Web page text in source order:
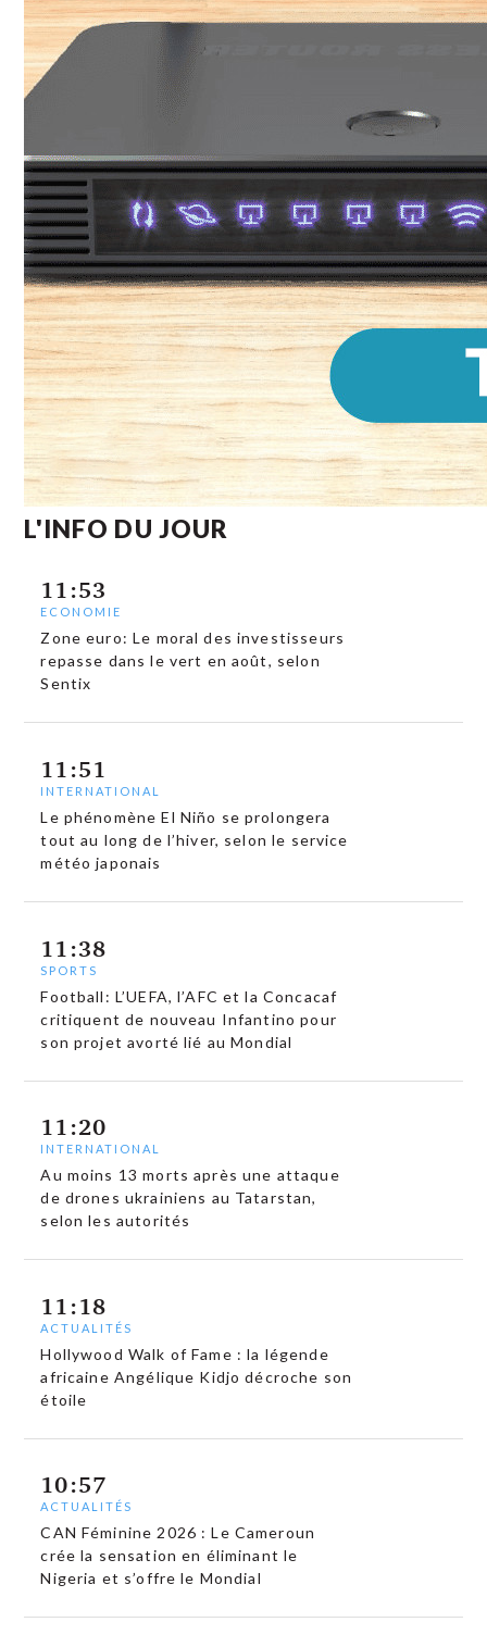
L'INFO DU JOUR
11:53
ECONOMIE
Zone euro: Le moral des investisseurs
repasse dans le vert en août, selon
Sentix
11:51
INTERNATIONAL
Le phénomène El Niño se prolongera
tout au long de l’hiver, selon le service
météo japonais
11:38
SPORTS
Football: L’UEFA, l’AFC et la Concacaf
critiquent de nouveau Infantino pour
son projet avorté lié au Mondial
11:20
INTERNATIONAL
Au moins 13 morts après une attaque
de drones ukrainiens au Tatarstan,
selon les autorités
11:18
ACTUALITÉS
Hollywood Walk of Fame : la légende
africaine Angélique Kidjo décroche son
étoile
10:57
ACTUALITÉS
CAN Féminine 2026 : Le Cameroun
crée la sensation en éliminant le
Nigeria et s’offre le Mondial